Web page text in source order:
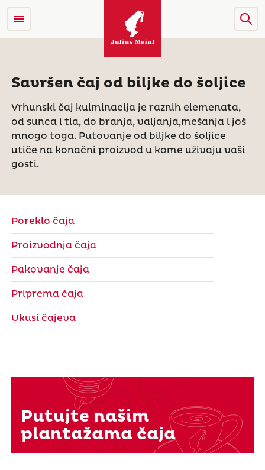
Savršen čaj od biljke do šoljice
Vrhunski čaj kulminacija je raznih elemenata,
od sunca i tla, do branja, valjanja,mešanja i još
mnogo toga. Putovanje od biljke do šoljice
utiče na konačni proizvod u kome uživaju vaši
gosti.
Poreklo čaja
Proizvodnja čaja
Pakovanje čaja
Priprema čaja
Ukusi čajeva
Putujte našim
plantažama čaja